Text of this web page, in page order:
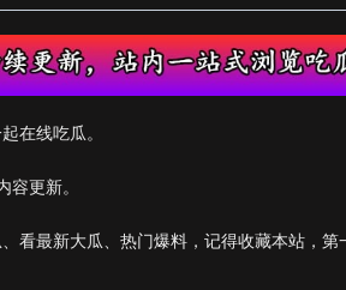
在线吃瓜。
容更新。
看最新大瓜、热门爆料，记得收藏本站，第